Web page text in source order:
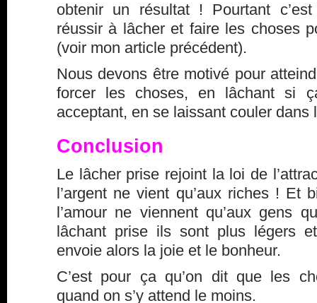
obtenir un résultat ! Pourtant
réussir à lâcher et faire les choses
(voir mon article précédent).
Nous devons être motivé pour
forcer les choses, en lâchant si
acceptant, en se laissant couler dans
Conclusion
Le lâcher prise rejoint la loi de
l’argent ne vient qu’aux riches ! Et
l’amour ne viennent qu’aux gens
lâchant prise ils sont plus légers
envoie alors la joie et le bonheur.
C’est pour ça qu’on dit que les
quand on s’y attend le moins.